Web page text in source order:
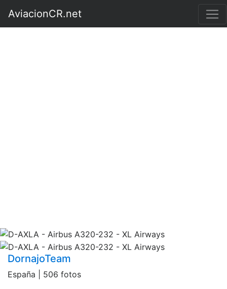
AviacionCR.net
DornajoTeam
España | 506 fotos